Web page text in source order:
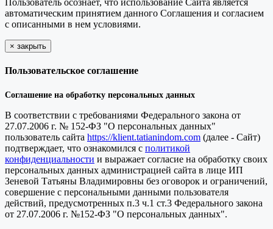
автоматическим принятием данного Соглашения и согласием
с описанными в нем условиями.
× закрыть
Пользовательское соглашение
Соглашение на обработку персональных данных
В соответствии с требованиями Федерального закона от
27.07.2006 г. № 152-ФЗ "О персональных данных"
пользователь сайта https://klient.tatianindom.com (далее - Сайт)
подтверждает, что ознакомился с политикой
конфиденциальности и выражает согласие на обработку своих
персональных данных администрацией сайта в лице ИП
Зеневой Татьяны Владимировны без оговорок и ограничений,
совершение с персональными данными пользователя
действий, предусмотренных п.3 ч.1 ст.3 Федерального закона
от 27.07.2006 г. №152-ФЗ "О персональных данных".